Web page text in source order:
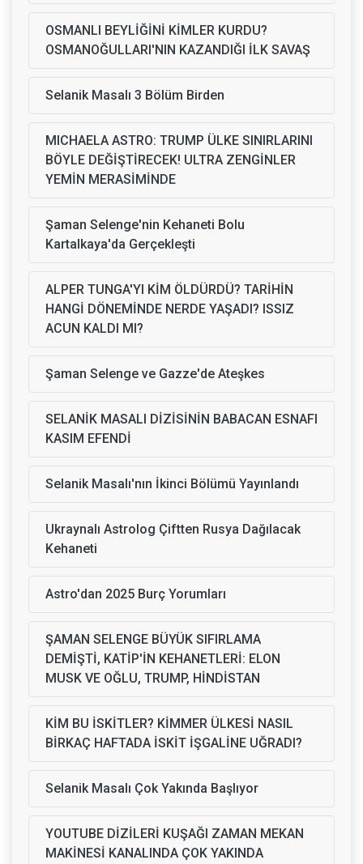
OSMANLI BEYLİĞİNİ KİMLER KURDU?
OSMANOĞULLARI'NIN KAZANDIĞI İLK SAVAŞ
Selanik Masalı 3 Bölüm Birden
MICHAELA ASTRO: TRUMP ÜLKE SINIRLARINI
BÖYLE DEĞİŞTİRECEK! ULTRA ZENGİNLER
YEMİN MERASİMİNDE
Şaman Selenge'nin Kehaneti Bolu
Kartalkaya'da Gerçekleşti
ALPER TUNGA'YI KİM ÖLDÜRDÜ? TARİHİN
HANGİ DÖNEMİNDE NERDE YAŞADI? ISSIZ
ACUN KALDI MI?
Şaman Selenge ve Gazze'de Ateşkes
SELANİK MASALI DİZİSİNİN BABACAN ESNAFI
KASIM EFENDİ
Selanik Masalı'nın İkinci Bölümü Yayınlandı
Ukraynalı Astrolog Çiftten Rusya Dağılacak
Kehaneti
Astro'dan 2025 Burç Yorumları
ŞAMAN SELENGE BÜYÜK SIFIRLAMA
DEMİŞTİ, KATİP'İN KEHANETLERİ: ELON
MUSK VE OĞLU, TRUMP, HİNDİSTAN
KİM BU İSKİTLER? KİMMER ÜLKESİ NASIL
BİRKAÇ HAFTADA İSKİT İŞGALİNE UĞRADI?
Selanik Masalı Çok Yakında Başlıyor
YOUTUBE DİZİLERİ KUŞAĞI ZAMAN MEKAN
MAKİNESİ KANALINDA ÇOK YAKINDA